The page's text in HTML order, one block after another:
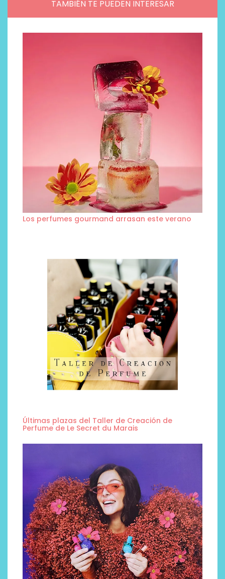
TAMBIÉN TE PUEDEN INTERESAR
Los perfumes gourmand arrasan este verano
Últimas plazas del Taller de Creación de
Perfume de Le Secret du Marais